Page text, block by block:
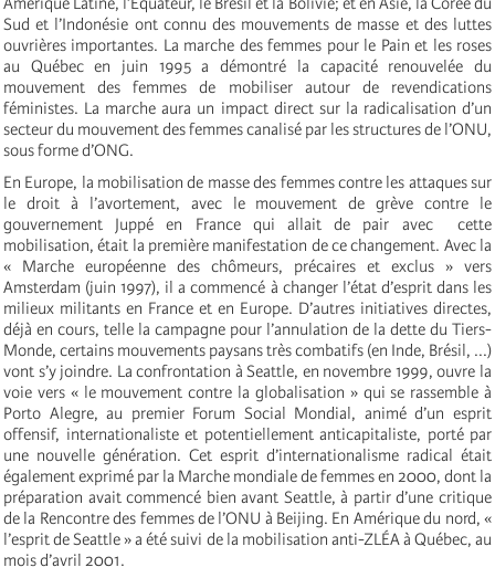
Sud et l’Indonésie ont connu des mouvements de masse et des luttes
ouvrières importantes. La marche des femmes pour le Pain et les roses
au Québec en juin 1995 a démontré la capacité renouvelée du
mouvement des femmes de mobiliser autour de revendications
féministes. La marche aura un impact direct sur la radicalisation d’un
secteur du mouvement des femmes canalisé par les structures de l’ONU,
sous forme d’ONG.
En Europe, la mobilisation de masse des femmes contre les attaques sur
le droit à l’avortement, avec le mouvement de grève contre le
gouvernement Juppé en France qui allait de pair avec cette
mobilisation, était la première manifestation de ce changement. Avec la
« Marche européenne des chômeurs, précaires et exclus » vers
Amsterdam (juin 1997), il a commencé à changer l’état d’esprit dans les
milieux militants en France et en Europe. D’autres initiatives directes,
déjà en cours, telle la campagne pour l’annulation de la dette du Tiers-
Monde, certains mouvements paysans très combatifs (en Inde, Brésil, ...)
vont s’y joindre. La confrontation à Seattle, en novembre 1999, ouvre la
voie vers « le mouvement contre la globalisation » qui se rassemble à
Porto Alegre, au premier Forum Social Mondial, animé d’un esprit
offensif, internationaliste et potentiellement anticapitaliste, porté par
une nouvelle génération. Cet esprit d’internationalisme radical était
également exprimé par la Marche mondiale de femmes en 2000, dont la
préparation avait commencé bien avant Seattle, à partir d’une critique
de la Rencontre des femmes de l’ONU à Beijing. En Amérique du nord, «
l’esprit de Seattle » a été suivi de la mobilisation anti-ZLÉA à Québec, au
mois d’avril 2001.